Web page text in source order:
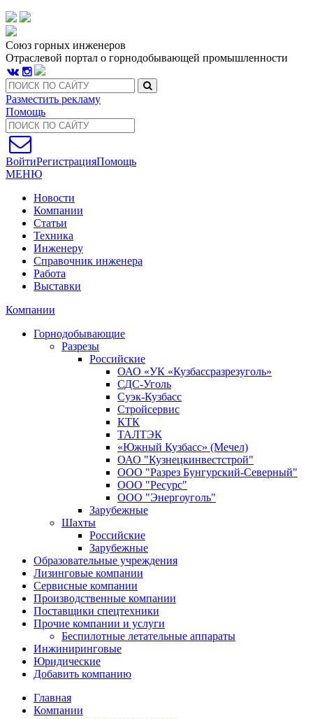
Союз горных инженеров
Отраслевой портал о горнодобывающей промышленности
Разместить рекламу
Помощь
ВойтиРегистрацияПомощь
МЕНЮ
Новости
Компании
Статьи
Техника
Инженеру
Справочник инженера
Работа
Выставки
Компании
Горнодобывающие
Разрезы
Российские
ОАО «УК «Кузбассразрезуголь»
СДС-Уголь
Суэк-Кузбасс
Стройсервис
КТК
ТАЛТЭК
«Южный Кузбасс» (Мечел)
ОАО "Кузнецкинвестстрой"
ООО "Разрез Бунгурский-Северный"
ООО "Ресурс"
ООО "Энергоуголь"
Зарубежные
Шахты
Российские
Зарубежные
Образовательные учреждения
Лизинговые компании
Сервисные компании
Производственные компании
Поставщики спецтехники
Прочие компании и услуги
Беспилотные летательные аппараты
Инжиниринговые
Юридические
Добавить компанию
Главная
Компании